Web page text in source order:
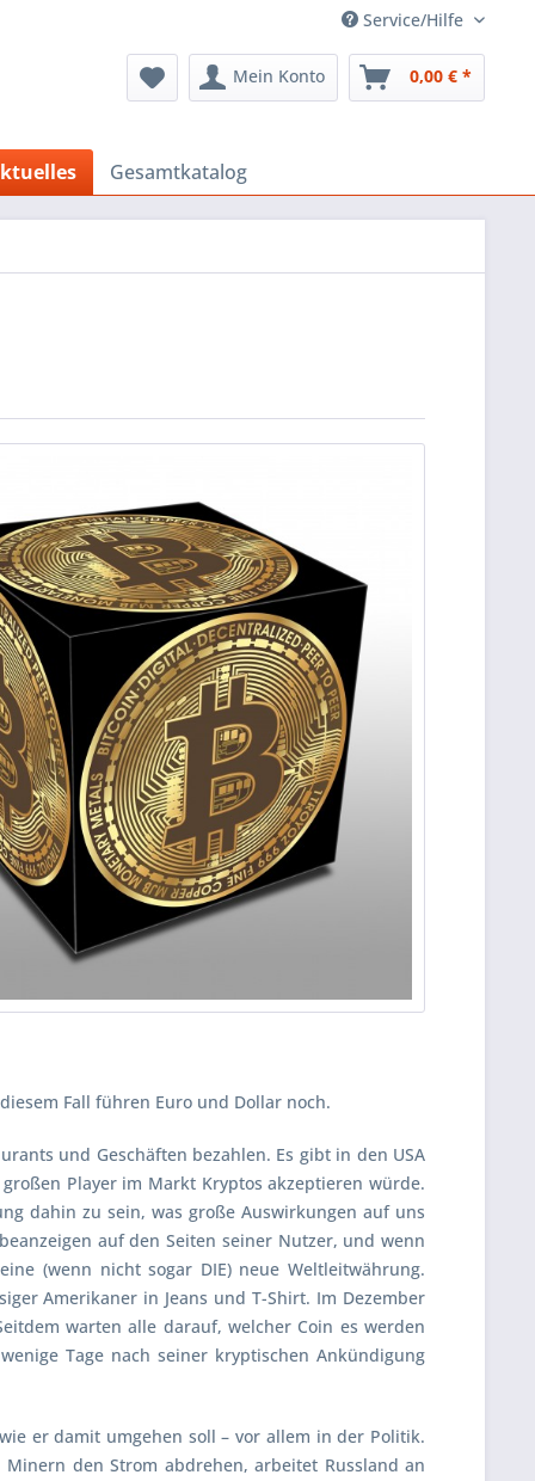
Service/Hilfe
Mein Konto 0,00 € *
Gesamtkatalog
Fall führen Euro und Dollar noch.
und Geschäften bezahlen. Es gibt in den USA
Player im Markt Kryptos akzeptieren würde.
dahin zu sein, was große Auswirkungen auf uns
auf den Seiten seiner Nutzer, und wenn
(wenn nicht sogar DIE) neue Weltleitwährung.
Amerikaner in Jeans und T-Shirt. Im Dezember
warten alle darauf, welcher Coin es werden
Tage nach seiner kryptischen Ankündigung
er damit umgehen soll – vor allem in der Politik.
den Strom abdrehen, arbeitet Russland an